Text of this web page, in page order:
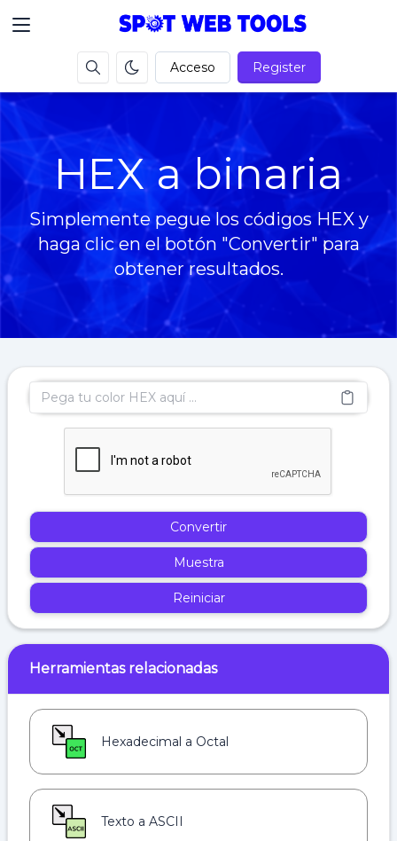
Acceso Register
HEX a binaria
Simplemente pegue los códigos HEX y
haga clic en el botón "Convertir" para
obtener resultados.
Convertir
Muestra
Reiniciar
Herramientas relacionadas
Hexadecimal a Octal
Texto a ASCII